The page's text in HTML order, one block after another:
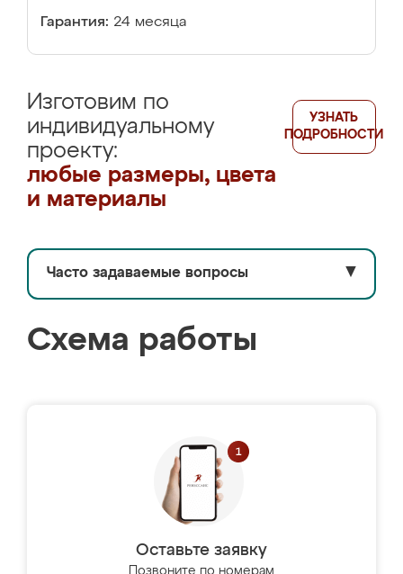
Гарантия: 24 месяца
Изготовим по
индивидуальному
проекту:
любые размеры, цвета
и материалы
УЗНАТЬ
ПОДРОБНОСТИ
Часто задаваемые вопросы ▼
Схема работы
Оставьте заявку
Позвоните по номерам